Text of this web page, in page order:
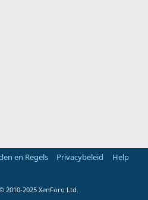
en Regels Privacybeleid
Help
2010-2025 XenForo Ltd.